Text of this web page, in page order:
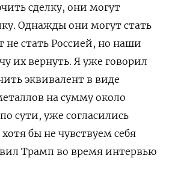
сделку, они могут
Однажды они могут стать
не стать Россией, но наши
их вернуть. Я уже говорил
эквивалент в виде
на сумму около
сути, уже согласились
бы не чувствуем себя
Трамп во время интервью